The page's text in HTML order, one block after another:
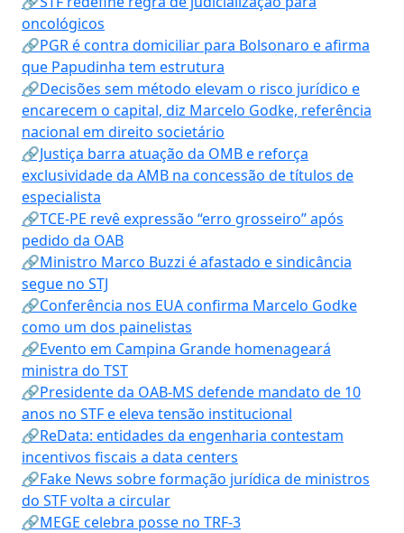
oncológicos
🔗PGR é contra domiciliar para Bolsonaro e afirma
que Papudinha tem estrutura
🔗Decisões sem método elevam o risco jurídico e
encarecem o capital, diz Marcelo Godke, referência
nacional em direito societário
🔗Justiça barra atuação da OMB e reforça
exclusividade da AMB na concessão de títulos de
especialista
🔗TCE-PE revê expressão “erro grosseiro” após
pedido da OAB
🔗Ministro Marco Buzzi é afastado e sindicância
segue no STJ
🔗Conferência nos EUA confirma Marcelo Godke
como um dos painelistas
🔗Evento em Campina Grande homenageará
ministra do TST
🔗Presidente da OAB-MS defende mandato de 10
anos no STF e eleva tensão institucional
🔗ReData: entidades da engenharia contestam
incentivos fiscais a data centers
🔗Fake News sobre formação jurídica de ministros
do STF volta a circular
🔗MEGE celebra posse no TRF-3